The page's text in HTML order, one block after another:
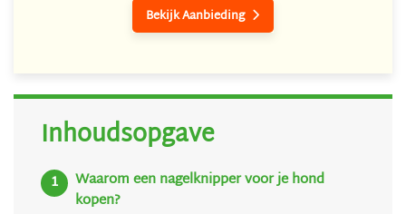
Bekijk Aanbieding 
Inhoudsopgave
Waarom een nagelknipper voor je hond
kopen?